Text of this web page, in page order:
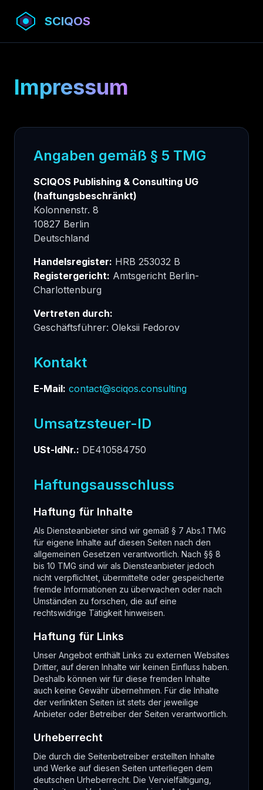
SCIQOS
Impressum
Angaben gemäß § 5 TMG
SCIQOS Publishing & Consulting UG
(haftungsbeschränkt)
Kolonnenstr. 8
10827 Berlin
Deutschland
Handelsregister: HRB 253032 B
Registergericht: Amtsgericht Berlin-
Charlottenburg
Vertreten durch:
Geschäftsführer: Oleksii Fedorov
Kontakt
E-Mail: contact@sciqos.consulting
Umsatzsteuer-ID
USt-IdNr.: DE410584750
Haftungsausschluss
Haftung für Inhalte
Als Diensteanbieter sind wir gemäß § 7 Abs.1 TMG
für eigene Inhalte auf diesen Seiten nach den
allgemeinen Gesetzen verantwortlich. Nach §§ 8
bis 10 TMG sind wir als Diensteanbieter jedoch
nicht verpflichtet, übermittelte oder gespeicherte
fremde Informationen zu überwachen oder nach
Umständen zu forschen, die auf eine
rechtswidrige Tätigkeit hinweisen.
Haftung für Links
Unser Angebot enthält Links zu externen Websites
Dritter, auf deren Inhalte wir keinen Einfluss haben.
Deshalb können wir für diese fremden Inhalte
auch keine Gewähr übernehmen. Für die Inhalte
der verlinkten Seiten ist stets der jeweilige
Anbieter oder Betreiber der Seiten verantwortlich.
Urheberrecht
Die durch die Seitenbetreiber erstellten Inhalte
und Werke auf diesen Seiten unterliegen dem
deutschen Urheberrecht. Die Vervielfältigung,